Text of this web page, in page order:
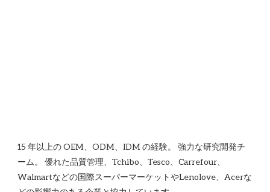
15 年以上の OEM、ODM、IDM の経験。 強力な研究開発チ
ーム。 優れた品質管理、Tchibo、Tesco、Carrefour、
Walmartなどの国際スーパーマーケットやLenolove、Acerな